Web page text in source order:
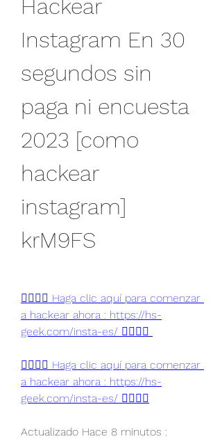
Hackear
Instagram En 30
segundos sin
paga ni encuesta
2023 [como
hackear
instagram]
krM9FS
👉🏻👉🏻 Haga clic aquí para comenzar
a hackear ahora : https://hs-
geek.com/insta-es/ 👈🏻👈🏻
👉🏻👉🏻 Haga clic aquí para comenzar
a hackear ahora : https://hs-
geek.com/insta-es/ 👈🏻👈🏻
Actualizado Hace 8 minutos :